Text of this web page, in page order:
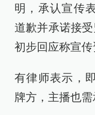
明，承认宣传
道歉并承诺接
初步回应称宣传
有律师表示，
牌方，主播也需